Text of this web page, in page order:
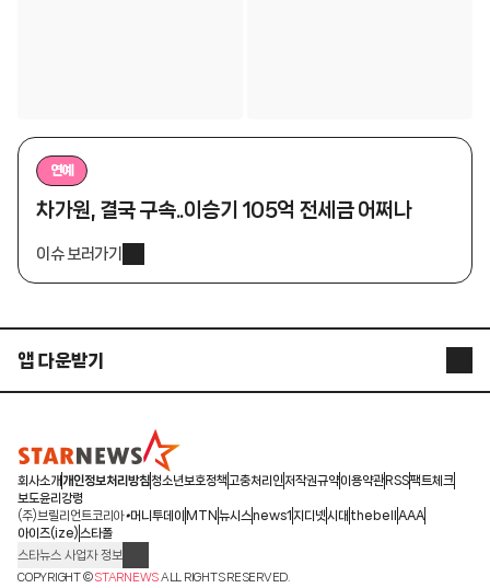
연예
차가원, 결국 구속..이승기 105억 전세금 어쩌나
이슈 보러가기
앱 다운받기
STARPOLL
회사소개 개인정보처리방침청소년보호정책 고충처리인저작권규약이용약관 RSS팩트체크
보도윤리강령
(주)브릴리언트코리아 머니투데이 MTN 뉴시스news1 지디넷시대 thebell AAA
아이즈(ize) 스타폴
스타뉴스 사업자 정보
주소: 서울시 종로구 청계천로 11(서린동, 청계한국빌딩)
COPYRIGHT ©STARNEWSALL RIGHTS RESERVED.